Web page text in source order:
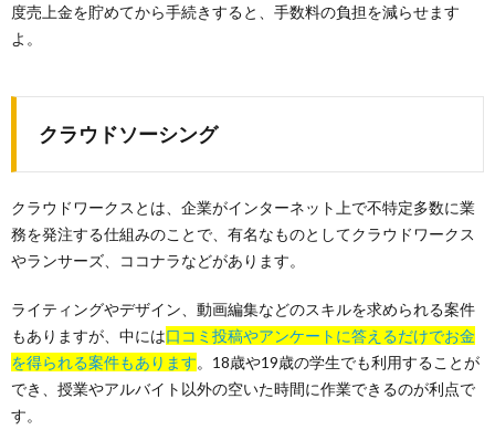
度売上金を貯めてから手続きすると、手数料の負担を減らせます
よ。
クラウドソーシング
クラウドワークスとは、企業がインターネット上で不特定多数に業
務を発注する仕組みのことで、有名なものとしてクラウドワークス
やランサーズ、ココナラなどがあります。
ライティングやデザイン、動画編集などのスキルを求められる案件
もありますが、中には口コミ投稿やアンケートに答えるだけでお金
を得られる案件もあります。18歳や19歳の学生でも利用することが
でき、授業やアルバイト以外の空いた時間に作業できるのが利点で
す。